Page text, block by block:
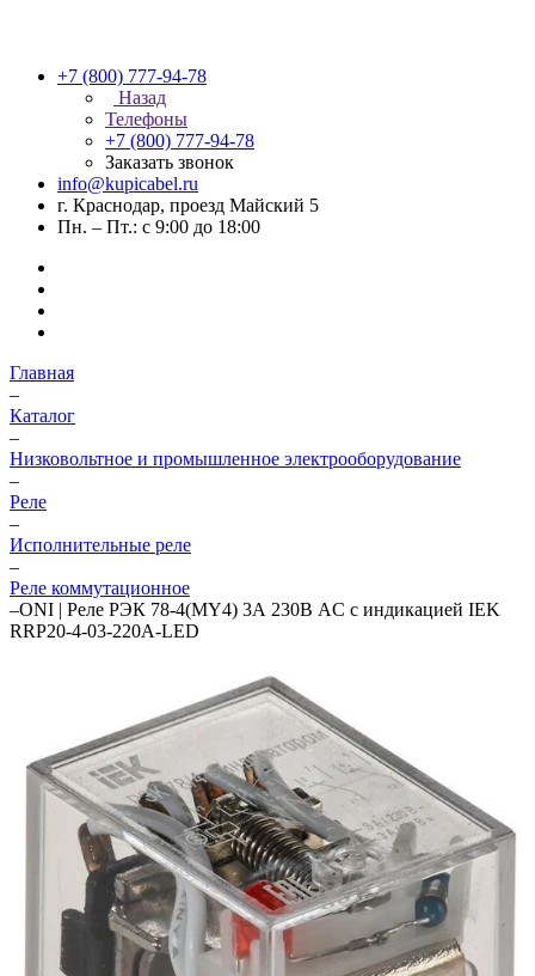
+7 (800) 777-94-78
Назад
Телефоны
+7 (800) 777-94-78
Заказать звонок
info@kupicabel.ru
г. Краснодар, проезд Майский 5
Пн. – Пт.: с 9:00 до 18:00
Главная
–
Каталог
–
Низковольтное и промышленное электрооборудование
–
Реле
–
Исполнительные реле
–
Реле коммутационное
–ONI | Реле РЭК 78-4(MY4) 3А 230В AC с индикацией IEK
RRP20-4-03-220A-LED